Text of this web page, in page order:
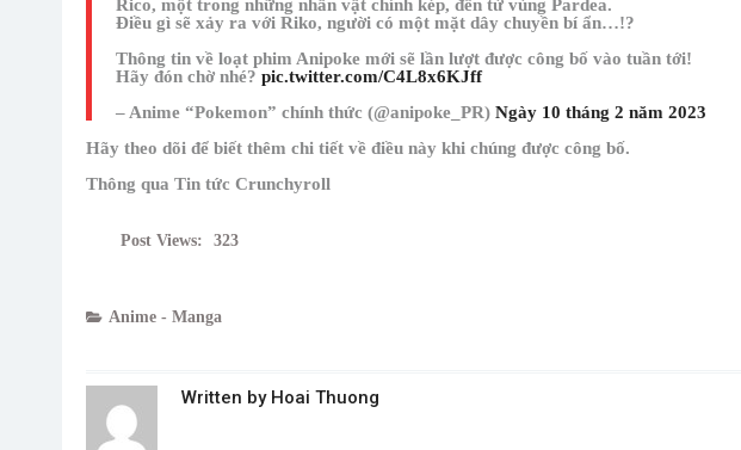
Rico, một trong những nhân vật chính kép, đến từ vùng Pardea.
Điều gì sẽ xảy ra với Riko, người có một mặt dây chuyền bí ẩn…!?
Thông tin về loạt phim Anipoke mới sẽ lần lượt được công bố vào tuần tới!
Hãy đón chờ nhé? pic.twitter.com/C4L8x6KJff
– Anime “Pokemon” chính thức (@anipoke_PR) Ngày 10 tháng 2 năm 2023
Hãy theo dõi để biết thêm chi tiết về điều này khi chúng được công bố.
Thông qua Tin tức Crunchyroll
Post Views: 323
Anime - Manga
Written by Hoai Thuong